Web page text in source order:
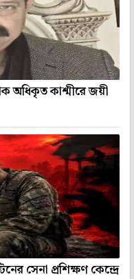
অধিকৃত কাশ্মীরে জয়ী
সেনা প্রশিক্ষণ কেন্দ্রে